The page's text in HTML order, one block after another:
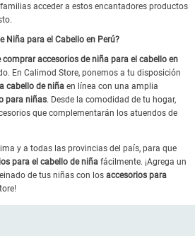
acceder a estos encantadores productos
Niña para el Cabello en Perú?
comprar accesorios de niña para el cabello en
En Calimod Store, ponemos a tu disposición
cabello de niña en línea con una amplia
para niñas. Desde la comodidad de tu hogar,
que complementarán los atuendos de
y a todas las provincias del país, para que
para el cabello de niña fácilmente. ¡Agrega un
de tus niñas con los accesorios para